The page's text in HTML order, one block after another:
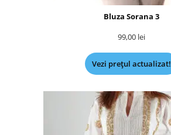
Bluza Sorana 3
99,00 lei
Vezi prețul actualizat!